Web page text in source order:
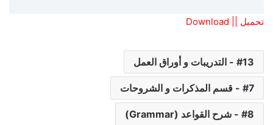
تحميل || Download
13 - التدريبات و أوراق العمل
7 - قسم المذكرات و الشروحات
8 - شرح القواعد (Grammar)